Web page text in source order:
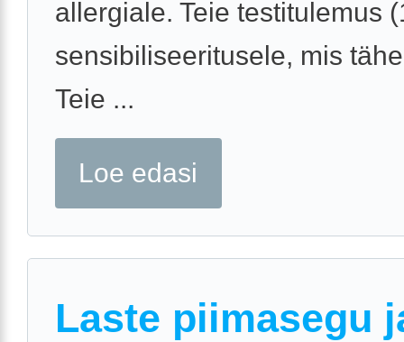
allergiale. Teie testitulemus
sensibiliseeritusele, mis
Teie ...
Loe edasi
Laste piimasegu